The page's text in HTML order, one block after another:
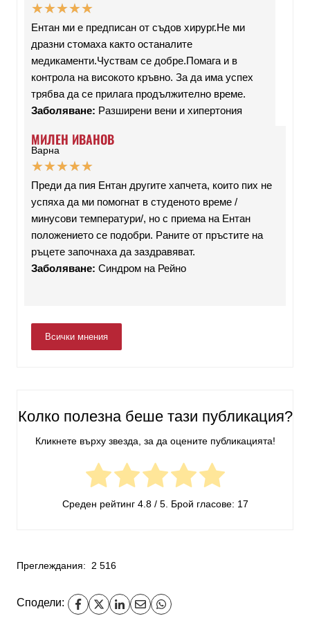
★★★★★
Ентан ми е предписан от съдов хирург.Не ми
дразни стомаха както останалите
медикаменти.Чуствам се добре.Помага и в
контрола на високото кръвно. За да има успех
трябва да се прилага продължително време.
Заболяване: Разширени вени и хипертония
МИЛЕН ИВАНОВ
Варна
★★★★★
Преди да пия Ентан другите хапчета, които пих не
успяха да ми помогнат в студеното време /
минусови температури/, но с приема на Ентан
положението се подобри. Раните от пръстите на
ръцете започнаха да заздравяват.
Заболяване: Синдром на Рейно
Всички мнения
Колко полезна беше тази публикация?
Кликнете върху звезда, за да оцените публикацията!
Среден рейтинг 4.8/ 5. Брой гласове: 17
Преглеждания: 2 516
Сподели: